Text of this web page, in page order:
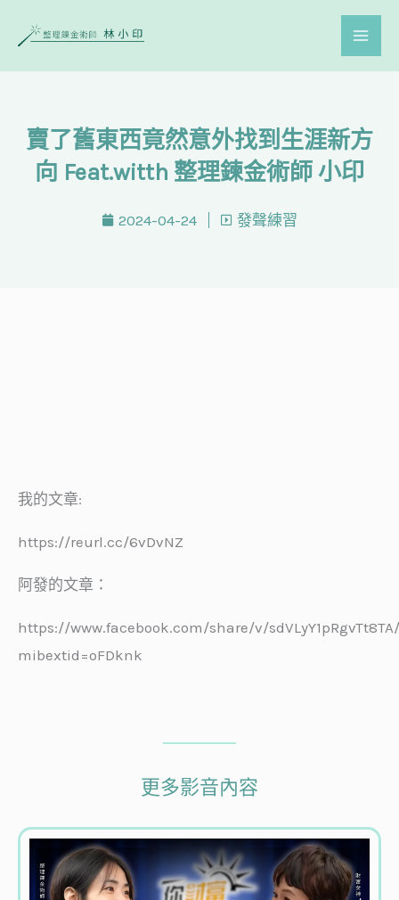
主
賣了舊東西竟然意外找到生涯新方
向 Feat.witth 整理鍊金術師 小印
2024-04-24 發聲練習
我的文章:
https://reurl.cc/6vDvNZ
阿發的文章：
https://www.facebook.com/share/v/
mibextid=oFDknk
更多影音內容